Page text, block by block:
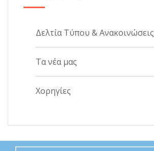
Δελτία Τύπου & Ανακοινώσεις
Τα νέα μας
Χορηγίες